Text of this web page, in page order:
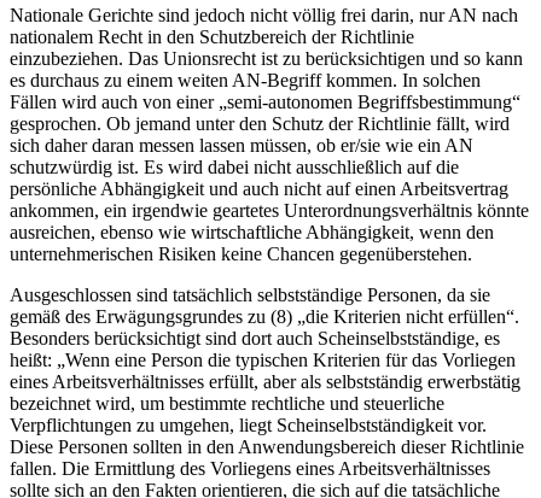
Nationale Gerichte sind jedoch nicht völlig frei darin, nur AN nach
nationalem Recht in den Schutzbereich der Richtlinie
einzubeziehen. Das Unionsrecht ist zu berücksichtigen und so kann
es durchaus zu einem weiten AN-Begriff kommen. In solchen
Fällen wird auch von einer „semi-autonomen Begriffsbestimmung“
gesprochen. Ob jemand unter den Schutz der Richtlinie fällt, wird
sich daher daran messen lassen müssen, ob er/sie wie ein AN
schutzwürdig ist. Es wird dabei nicht ausschließlich auf die
persönliche Abhängigkeit und auch nicht auf einen Arbeitsvertrag
ankommen, ein irgendwie geartetes Unterordnungsverhältnis könnte
ausreichen, ebenso wie wirtschaftliche Abhängigkeit, wenn den
unternehmerischen Risiken keine Chancen gegenüberstehen.
Ausgeschlossen sind tatsächlich selbstständige Personen, da sie
gemäß des Erwägungsgrundes zu (8) „die Kriterien nicht erfüllen“.
Besonders berücksichtigt sind dort auch Scheinselbstständige, es
heißt: „Wenn eine Person die typischen Kriterien für das Vorliegen
eines Arbeitsverhältnisses erfüllt, aber als selbstständig erwerbstätig
bezeichnet wird, um bestimmte rechtliche und steuerliche
Verpflichtungen zu umgehen, liegt Scheinselbstständigkeit vor.
Diese Personen sollten in den Anwendungsbereich dieser Richtlinie
fallen. Die Ermittlung des Vorliegens eines Arbeitsverhältnisses
sollte sich an den Fakten orientieren, die sich auf die tatsächliche